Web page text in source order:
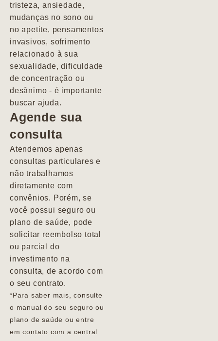
tristeza, ansiedade,
mudanças no sono ou
no apetite, pensamentos
invasivos, sofrimento
relacionado à sua
sexualidade, dificuldade
de concentração ou
desânimo - é importante
buscar ajuda.
Agende sua
consulta
Atendemos apenas
consultas particulares e
não trabalhamos
diretamente com
convênios. Porém, se
você possui seguro ou
plano de saúde, pode
solicitar reembolso total
ou parcial do
investimento na
consulta, de acordo com
o seu contrato.
*Para saber mais, consulte
o manual do seu seguro ou
plano de saúde ou entre
em contato com a central